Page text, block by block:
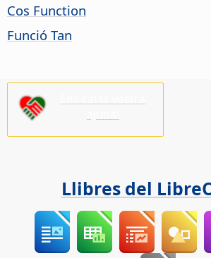
Cos Function
Funció Tan
Llibres del